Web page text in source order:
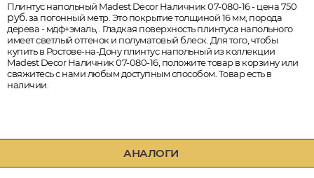
Плинтус напольный Madest Decor Наличник 07-080-16 - цена 750
руб.за погонный метр. Это покрытие толщиной 16 мм, порода
дерева - мдф+эмаль, . Гладкая поверхность плинтуса напольного
имеет светлый оттенок и полуматовый блеск. Для того, чтобы
купить в Ростове-на-Дону плинтус напольный из коллекции
Madest Decor Наличник 07-080-16, положите товар в корзину или
свяжитесь с нами любым доступным способом. Товар есть в
наличии.
АНАЛОГИ